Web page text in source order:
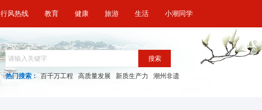
行风热线 教育 健康 旅游 生活 小潮同学
搜索
热门搜索 : 百千万工程 高质量发展 新质生产力 潮州非遗